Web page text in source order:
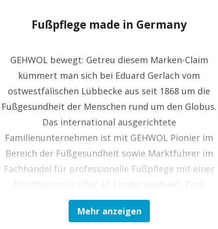
Fußpflege made in Germany
Mehr anzeigen
GEHWOL bewegt: Getreu diesem Marken-Claim
kümmert man sich bei Eduard Gerlach vom
ostwestfälischen Lübbecke aus seit 1868 um die
Fußgesundheit der Menschen rund um den Globus.
Das international ausgerichtete
Familienunternehmen ist mit GEHWOL Pionier im
Bereich der Fußgesundheit sowie Marktführer im
Fachhandel für professionelle Fußpflege mit einer
Distribution in über 60 Länder weltweit. Zum
Vollsortiment gehören Kosmetika,
Medizinprodukte und Arzneimittel zur Fußpflege